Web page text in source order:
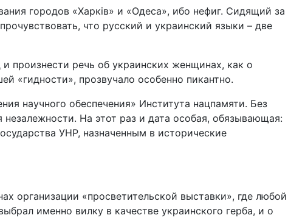
городов «Харкiв» и «Одеса», ибо нефиг. Сидящий за
что русский и украинский языки – две
произнести речь об украинских женщинах, как о
«гидности», прозвучало особенно пикантно.
научного обеспечения» Института нацпамяти. Без
На этот раз и дата особая, обязывающая:
УНР, назначенным в исторические
организации «просветительской выставки», где любой
именно вилку в качестве украинского герба, и о